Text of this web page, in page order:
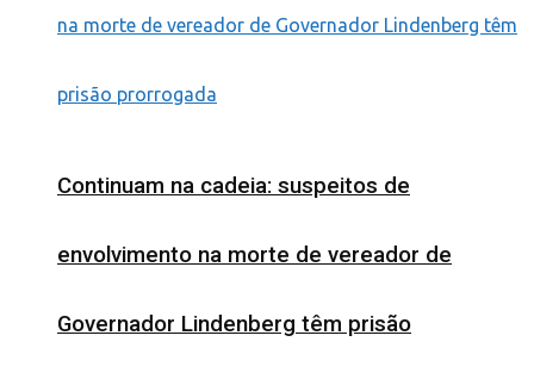
Continuam na cadeia: suspeitos de
envolvimento na morte de vereador de
Governador Lindenberg têm prisão